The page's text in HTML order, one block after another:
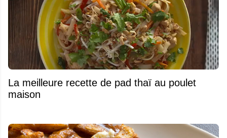
La meilleure recette de pad thaï au poulet
maison